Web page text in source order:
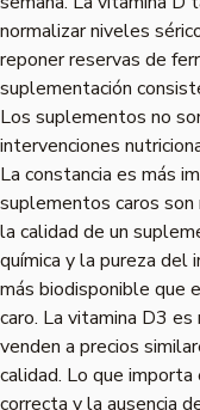
normalizar niveles
reponer reservas de
suplementación
Los suplementos no
intervenciones
La constancia es más
suplementos caros
la calidad de un
química y la pureza del
más biodisponible que
caro. La vitamina D3
venden a precios
calidad. Lo que
correcta y la ausencia